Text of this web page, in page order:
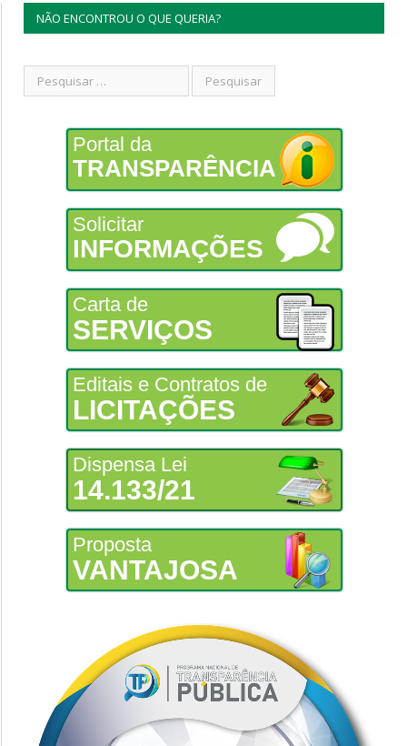
NÃO ENCONTROU O QUE QUERIA?
Portal da
TRANSPARÊNCIA
Solicitar
INFORMAÇÕES
Carta de
SERVIÇOS
Editais e Contratos de
LICITAÇÕES
Dispensa Lei
14.133/21
Proposta
VANTAJOSA